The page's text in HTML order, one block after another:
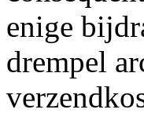
enige
drempel